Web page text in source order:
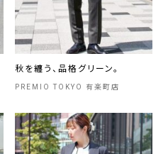
秋を纏う、品格グリーン。
PREMIO TOKYO 有楽町店